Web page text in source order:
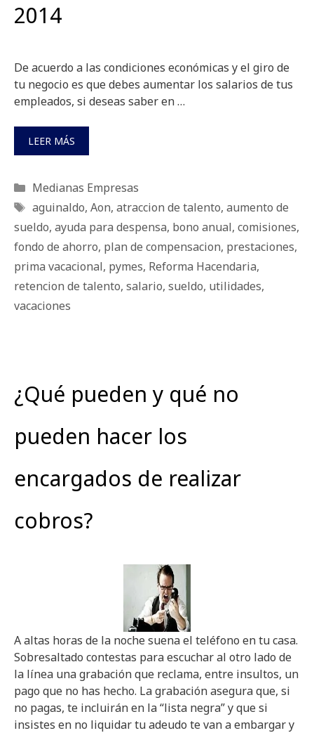
2014
De acuerdo a las condiciones económicas y el giro de
tu negocio es que debes aumentar los salarios de tus
empleados, si deseas saber en …
LEER MÁS
Categorías
Medianas Empresas
Etiquetas
aguinaldo, Aon, atraccion de talento, aumento de
sueldo, ayuda para despensa, bono anual, comisiones,
fondo de ahorro, plan de compensacion, prestaciones,
prima vacacional, pymes, Reforma Hacendaria,
retencion de talento, salario, sueldo, utilidades,
vacaciones
¿Qué pueden y qué no
pueden hacer los
encargados de realizar
cobros?
A altas horas de la noche suena el teléfono en tu casa.
Sobresaltado contestas para escuchar al otro lado de
la línea una grabación que reclama, entre insultos, un
pago que no has hecho. La grabación asegura que, si
no pagas, te incluirán en la “lista negra” y que si
insistes en no liquidar tu adeudo te van a embargar y